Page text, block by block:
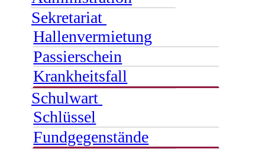
Sekretariat
Hallenvermietung
Passierschein
Krankheitsfall
Schulwart
Schlüssel
Fundgegenstände